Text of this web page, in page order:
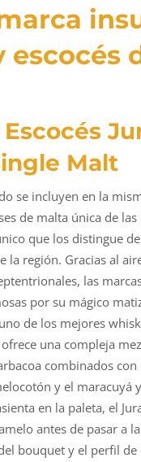
escocés
Malt
se incluyen en la
de malta única de
que los distingue
la región. Gracias al
las
por su mágico
de los mejores
una compleja
combinados
y el maracuyá
en la paleta, el
antes de pasar a
bouquet y el perfil de